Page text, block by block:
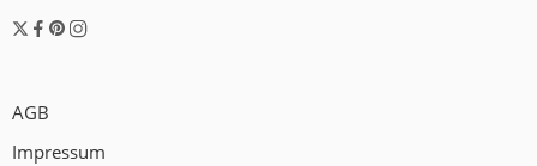
AGB
Impressum